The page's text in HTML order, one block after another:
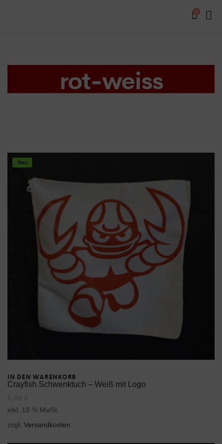
0
rot-weiss
Neu
IN DEN WARENKORB
Crayfish Schwenktuch – Weiß mit Logo
inkl. 19 % MwSt.
zzgl. Versandkosten